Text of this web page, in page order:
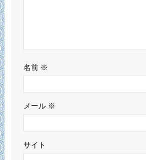
名前 ※
メール ※
サイト